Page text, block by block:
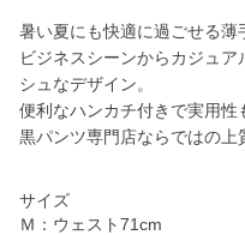
暑い夏にも快適に過ごせる薄
ビジネスシーンからカジュ
シュなデザイン。
便利なハンカチ付きで実用性
黒パンツ専門店ならではの上
サイズ
Ｍ：ウェスト71cm